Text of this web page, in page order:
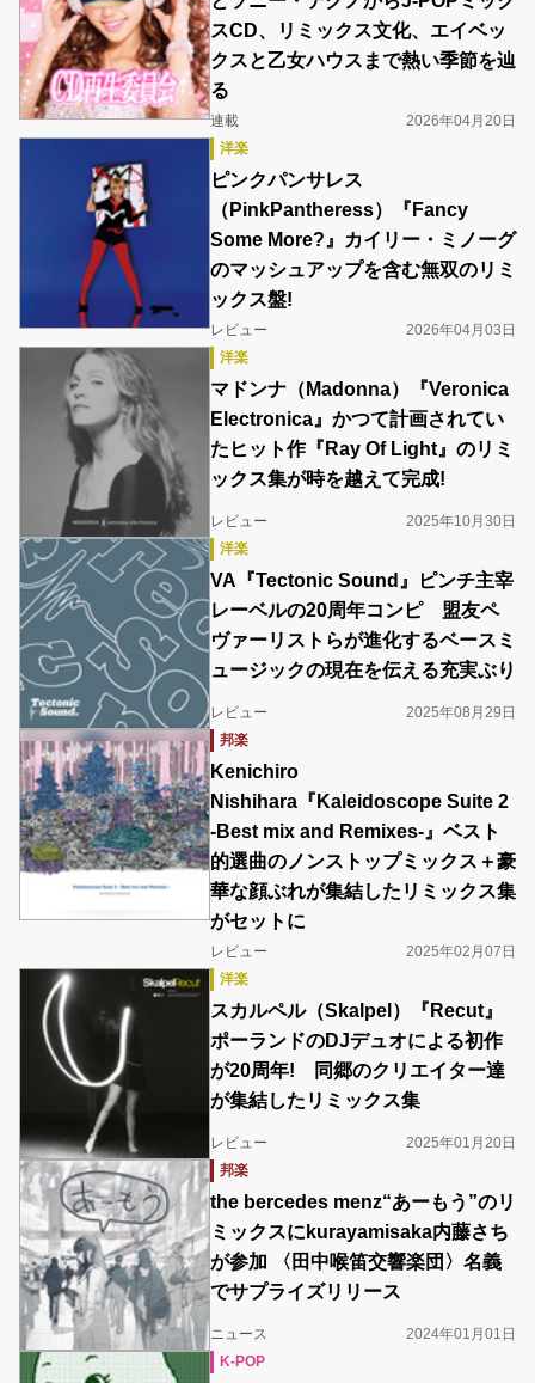
スCD、リミックス文化、エイベッ
クスと乙女ハウスまで熱い季節を辿
る
連載
2026年04月20日
洋楽
ピンクパンサレス
（PinkPantheress）『Fancy
Some More?』カイリー・ミノーグ
のマッシュアップを含む無双のリミ
ックス盤!
レビュー
2026年04月03日
洋楽
マドンナ（Madonna）『Veronica
Electronica』かつて計画されてい
たヒット作『Ray Of Light』のリミ
ックス集が時を越えて完成!
レビュー
2025年10月30日
洋楽
VA『Tectonic Sound』ピンチ主宰
レーベルの20周年コンピ 盟友ペ
ヴァーリストらが進化するベースミ
ュージックの現在を伝える充実ぶり
レビュー
2025年08月29日
邦楽
Kenichiro
Nishihara『Kaleidoscope Suite 2
-Best mix and Remixes-』ベスト
的選曲のノンストップミックス＋豪
華な顔ぶれが集結したリミックス集
がセットに
レビュー
2025年02月07日
洋楽
スカルペル（Skalpel）『Recut』
ポーランドのDJデュオによる初作
が20周年! 同郷のクリエイター達
が集結したリミックス集
レビュー
2025年01月20日
邦楽
the bercedes menz“あーもう”のリ
ミックスにkurayamisaka内藤さち
が参加 〈田中喉笛交響楽団〉名義
でサプライズリリース
ニュース
2024年01月01日
K-POP